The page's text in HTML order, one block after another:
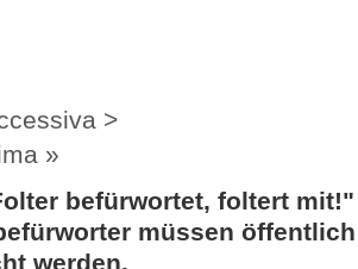
>
»
befürwortet, foltert
müssen
werden.